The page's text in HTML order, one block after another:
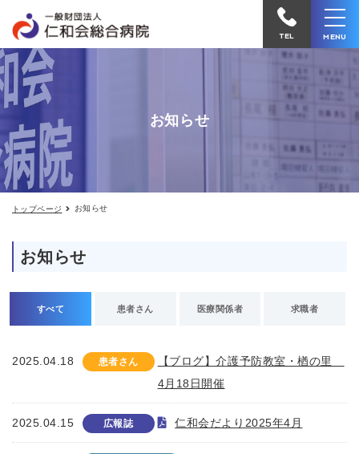
せ
病
院
電
TEL MENU
お知らせ
トップページ お知らせ
お知らせ
すべて 患者さん 医療関係者 求職者
2025.04.18 患者さん
【ブログ】介護予防教室・楢の里
4月18日開催
2025.04.15 広報誌 仁和会だより2025年4月